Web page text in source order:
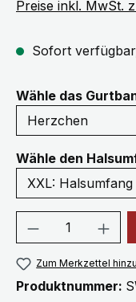
Preise inkl. MwSt.
Sofort
Wähle das
Wähle den
Produkt
Zum Merkzettel
Produktnummer: